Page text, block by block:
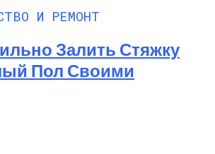
И РЕМОНТ
Залить Стяжку
Пол Своими